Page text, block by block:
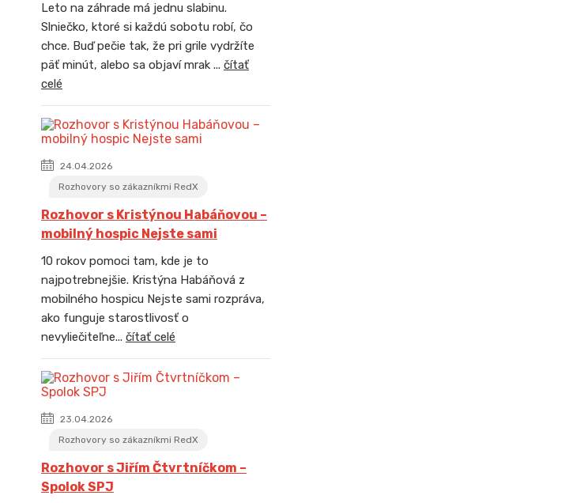
Leto na záhrade má jednu slabinu.
Slniečko, ktoré si každú sobotu robí, čo
chce. Buď pečie tak, že pri grile vydržíte
päť minút, alebo sa objaví mrak ... čítať
celé
24.04.2026
Rozhovory so zákazníkmi RedX
Rozhovor s Kristýnou Habáňovou –
mobilný hospic Nejste sami
10 rokov pomoci tam, kde je to
najpotrebnejšie. Kristýna Habáňová z
mobilného hospicu Nejste sami rozpráva,
ako funguje starostlivosť o
nevyliečiteľne... čítať celé
23.04.2026
Rozhovory so zákazníkmi RedX
Rozhovor s Jiřím Čtvrtníčkom –
Spolok SPJ